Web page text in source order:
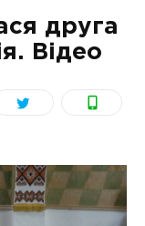
друга
Відео